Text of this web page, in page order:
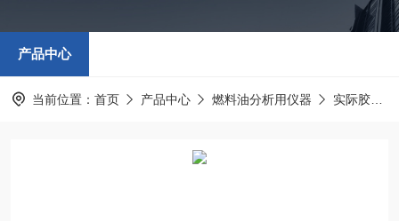
产品中心
当前位置： 首页 产品中心 燃料油分析用仪器 实际胶质试验仪器